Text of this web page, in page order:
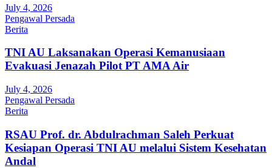
July 4, 2026
Pengawal Persada
Berita
TNI AU Laksanakan Operasi Kemanusiaan
Evakuasi Jenazah Pilot PT AMA Air
July 4, 2026
Pengawal Persada
Berita
RSAU Prof. dr. Abdulrachman Saleh Perkuat
Kesiapan Operasi TNI AU melalui Sistem Kesehatan
Andal